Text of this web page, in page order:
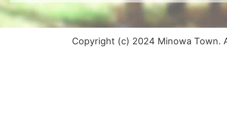
Copyright (c) 2024 Minowa Town.